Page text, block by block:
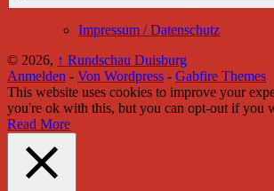
Impressum / Datenschutz
© 2026, ↑ Rundschau Duisburg
Anmelden - Von Wordpress - Gabfire Themes
This website uses cookies to improve your
you're ok with this, but you can opt-out if you
Read More